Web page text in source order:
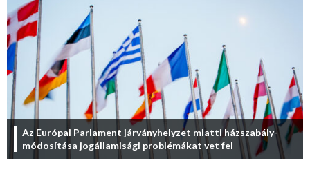
Az Európai Parlament járványhelyzet miatti házszabály-
módosítása jogállamisági problémákat vet fel